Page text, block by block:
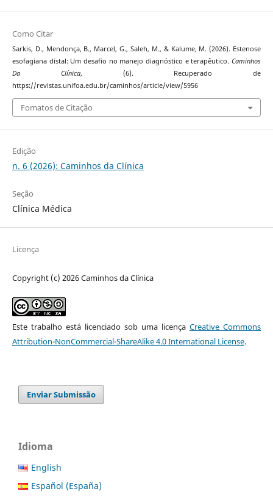
Como Citar
Sarkis, D., Mendonça, B., Marcel, G., Saleh, M., & Kalume, M. (2026). Estenose
esofagiana distal: Um desafio no manejo diagnóstico e terapêutico.Caminhos
Da Clínica, (6). Recuperado de
https://revistas.unifoa.edu.br/caminhos/article/view/5956
Fomatos de Citação
Edição
n. 6 (2026): Caminhos da Clínica
Seção
Clínica Médica
Licença
Copyright (c) 2026 Caminhos da Clínica
Este trabalho está licenciado sob uma licençaCreative Commons
Attribution-NonCommercial-ShareAlike 4.0 International License.
Enviar Submissão
Idioma
English
Español (España)